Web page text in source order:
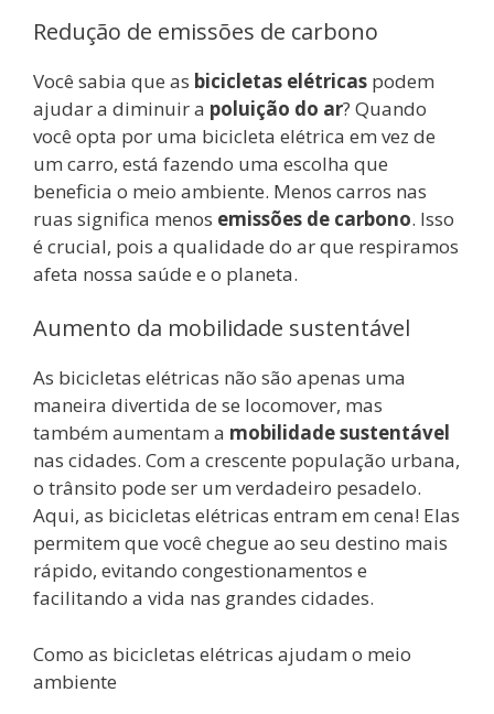
Redução de emissões de carbono
Você sabia que as bicicletas elétricas podem
ajudar a diminuir a poluição do ar? Quando
você opta por uma bicicleta elétrica em vez de
um carro, está fazendo uma escolha que
beneficia o meio ambiente. Menos carros nas
ruas significa menos emissões de carbono. Isso
é crucial, pois a qualidade do ar que respiramos
afeta nossa saúde e o planeta.
Aumento da mobilidade sustentável
As bicicletas elétricas não são apenas uma
maneira divertida de se locomover, mas
também aumentam a mobilidade sustentável
nas cidades. Com a crescente população urbana,
o trânsito pode ser um verdadeiro pesadelo.
Aqui, as bicicletas elétricas entram em cena! Elas
permitem que você chegue ao seu destino mais
rápido, evitando congestionamentos e
facilitando a vida nas grandes cidades.
Como as bicicletas elétricas ajudam o meio
ambiente